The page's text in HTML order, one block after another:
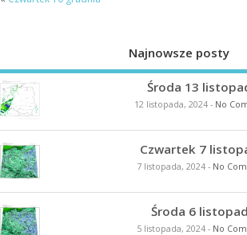
Najnowsze posty
Środa 13
12 listopada, 2024- No
Czwartek 7
7 listopada, 2024- No
Środa 6
5 listopada, 2024- No